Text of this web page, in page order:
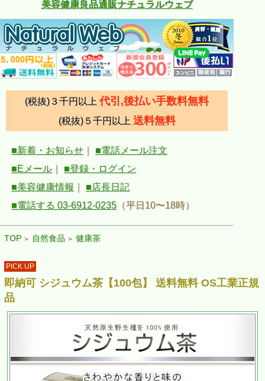
美容健康良品通販ナチュラルウェブ
(税抜)３千円以上 代引,後払い手数料無料
(税抜)５千円以上 送料無料
■新着・お知らせ
■電話メール注文
■Eメール
■登録・ログイン
■美容健康情報
■店長日記
■電話する 03-6912-0235 （平日10〜18時）
TOP > 自然食品 > 健康茶
PICK UP
即納可 シジュウム茶【100包】 送料無料 OS工業正規
品